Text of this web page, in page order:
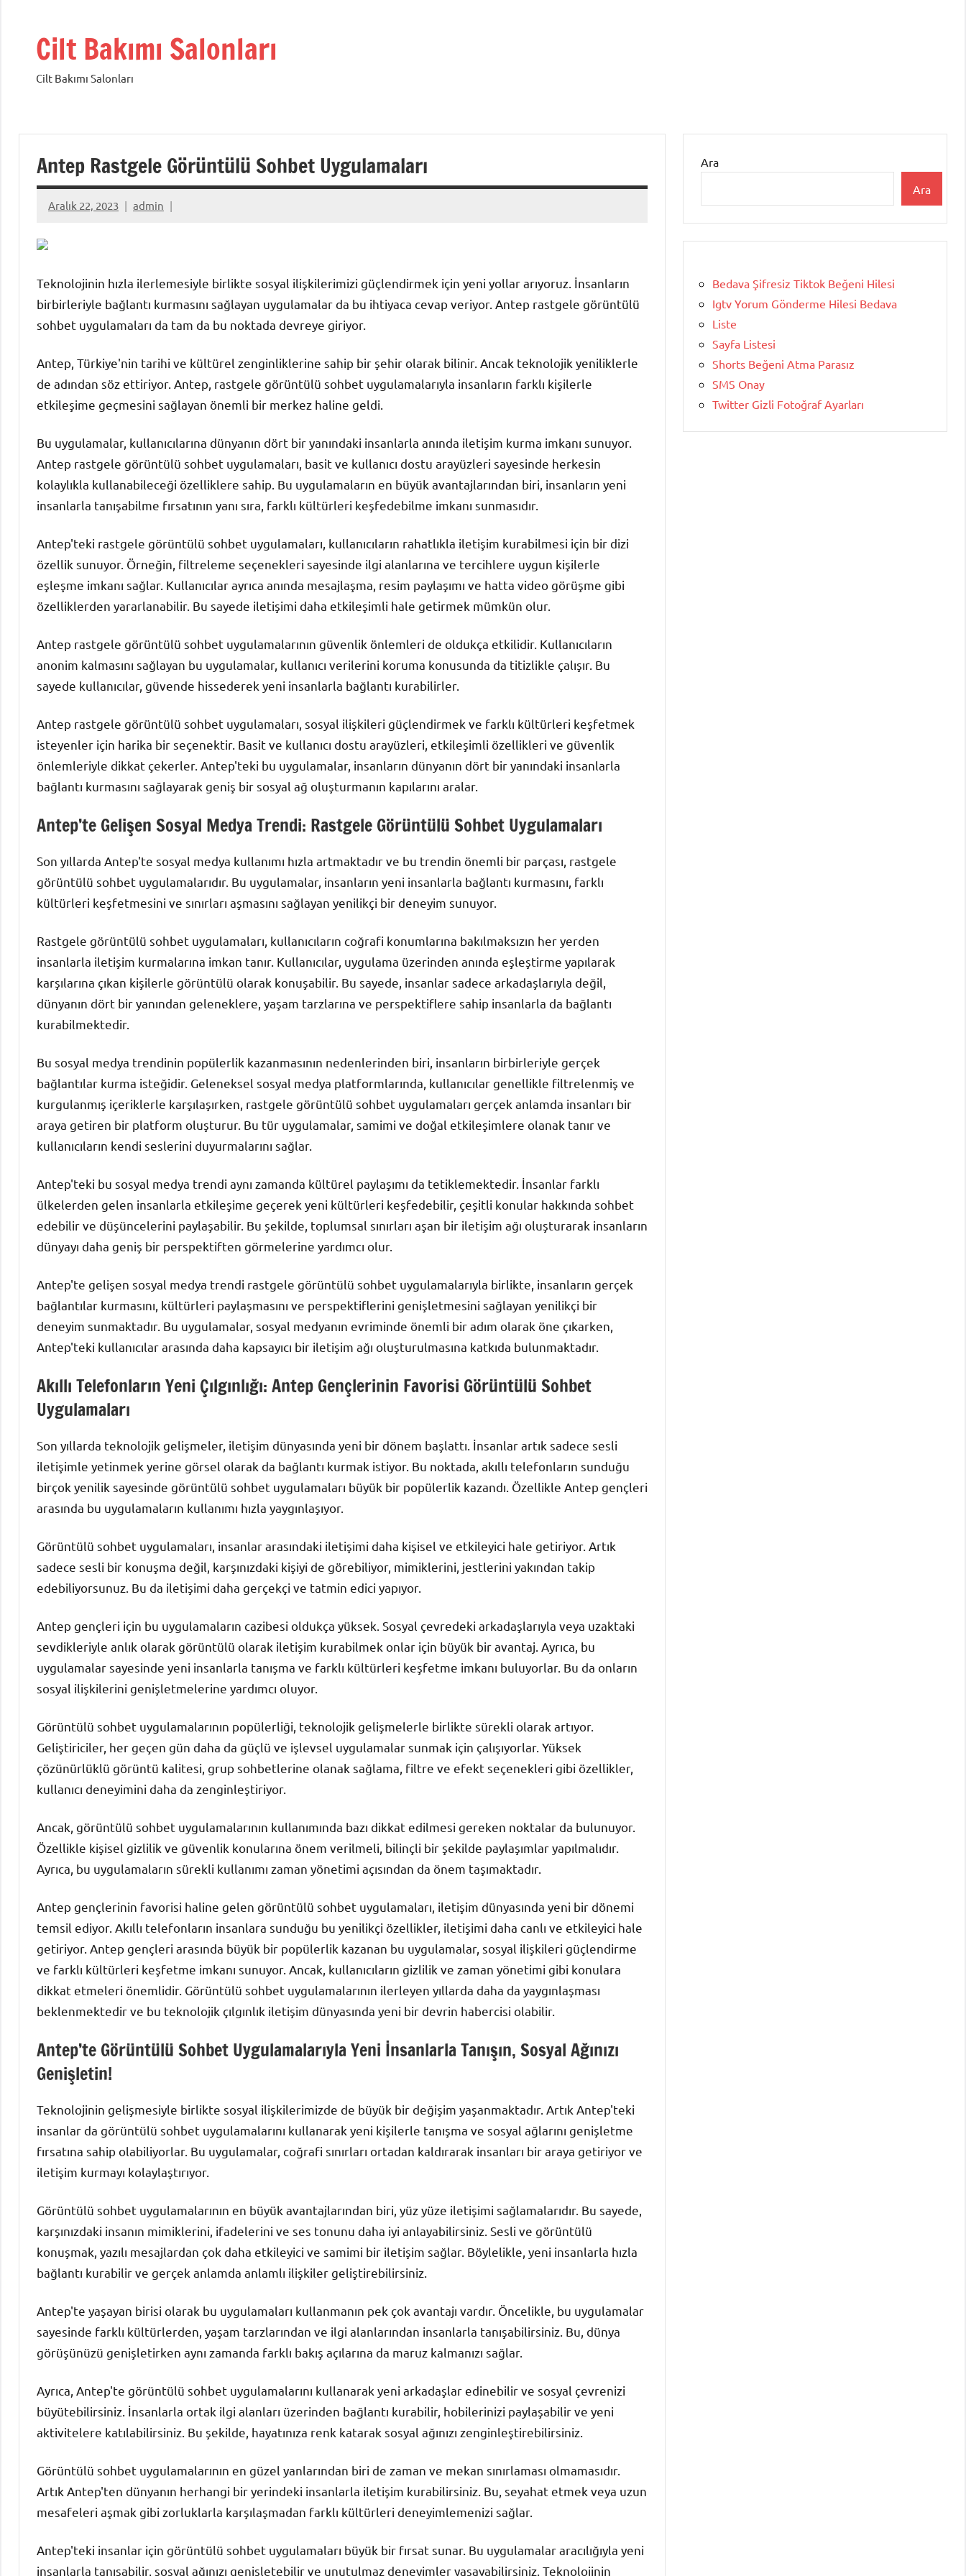
Cilt Bakımı Salonları
Cilt Bakımı Salonları
Antep Rastgele Görüntülü Sohbet Uygulamaları
Aralık 22, 2023 admin
Teknolojinin hızla ilerlemesiyle birlikte sosyal ilişkilerimizi güçlendirmek için yeni yollar arıyoruz. İnsanların
birbirleriyle bağlantı kurmasını sağlayan uygulamalar da bu ihtiyaca cevap veriyor. Antep rastgele görüntülü
sohbet uygulamaları da tam da bu noktada devreye giriyor.
Antep, Türkiye'nin tarihi ve kültürel zenginliklerine sahip bir şehir olarak bilinir. Ancak teknolojik yeniliklerle
de adından söz ettiriyor. Antep, rastgele görüntülü sohbet uygulamalarıyla insanların farklı kişilerle
etkileşime geçmesini sağlayan önemli bir merkez haline geldi.
Bu uygulamalar, kullanıcılarına dünyanın dört bir yanındaki insanlarla anında iletişim kurma imkanı sunuyor.
Antep rastgele görüntülü sohbet uygulamaları, basit ve kullanıcı dostu arayüzleri sayesinde herkesin
kolaylıkla kullanabileceği özelliklere sahip. Bu uygulamaların en büyük avantajlarından biri, insanların yeni
insanlarla tanışabilme fırsatının yanı sıra, farklı kültürleri keşfedebilme imkanı sunmasıdır.
Antep'teki rastgele görüntülü sohbet uygulamaları, kullanıcıların rahatlıkla iletişim kurabilmesi için bir dizi
özellik sunuyor. Örneğin, filtreleme seçenekleri sayesinde ilgi alanlarına ve tercihlere uygun kişilerle
eşleşme imkanı sağlar. Kullanıcılar ayrıca anında mesajlaşma, resim paylaşımı ve hatta video görüşme gibi
özelliklerden yararlanabilir. Bu sayede iletişimi daha etkileşimli hale getirmek mümkün olur.
Antep rastgele görüntülü sohbet uygulamalarının güvenlik önlemleri de oldukça etkilidir. Kullanıcıların
anonim kalmasını sağlayan bu uygulamalar, kullanıcı verilerini koruma konusunda da titizlikle çalışır. Bu
sayede kullanıcılar, güvende hissederek yeni insanlarla bağlantı kurabilirler.
Antep rastgele görüntülü sohbet uygulamaları, sosyal ilişkileri güçlendirmek ve farklı kültürleri keşfetmek
isteyenler için harika bir seçenektir. Basit ve kullanıcı dostu arayüzleri, etkileşimli özellikleri ve güvenlik
önlemleriyle dikkat çekerler. Antep'teki bu uygulamalar, insanların dünyanın dört bir yanındaki insanlarla
bağlantı kurmasını sağlayarak geniş bir sosyal ağ oluşturmanın kapılarını aralar.
Antep’te Gelişen Sosyal Medya Trendi: Rastgele Görüntülü Sohbet Uygulamaları
Son yıllarda Antep'te sosyal medya kullanımı hızla artmaktadır ve bu trendin önemli bir parçası, rastgele
görüntülü sohbet uygulamalarıdır. Bu uygulamalar, insanların yeni insanlarla bağlantı kurmasını, farklı
kültürleri keşfetmesini ve sınırları aşmasını sağlayan yenilikçi bir deneyim sunuyor.
Rastgele görüntülü sohbet uygulamaları, kullanıcıların coğrafi konumlarına bakılmaksızın her yerden
insanlarla iletişim kurmalarına imkan tanır. Kullanıcılar, uygulama üzerinden anında eşleştirme yapılarak
karşılarına çıkan kişilerle görüntülü olarak konuşabilir. Bu sayede, insanlar sadece arkadaşlarıyla değil,
dünyanın dört bir yanından geleneklere, yaşam tarzlarına ve perspektiflere sahip insanlarla da bağlantı
kurabilmektedir.
Bu sosyal medya trendinin popülerlik kazanmasının nedenlerinden biri, insanların birbirleriyle gerçek
bağlantılar kurma isteğidir. Geleneksel sosyal medya platformlarında, kullanıcılar genellikle filtrelenmiş ve
kurgulanmış içeriklerle karşılaşırken, rastgele görüntülü sohbet uygulamaları gerçek anlamda insanları bir
araya getiren bir platform oluşturur. Bu tür uygulamalar, samimi ve doğal etkileşimlere olanak tanır ve
kullanıcıların kendi seslerini duyurmalarını sağlar.
Antep'teki bu sosyal medya trendi aynı zamanda kültürel paylaşımı da tetiklemektedir. İnsanlar farklı
ülkelerden gelen insanlarla etkileşime geçerek yeni kültürleri keşfedebilir, çeşitli konular hakkında sohbet
edebilir ve düşüncelerini paylaşabilir. Bu şekilde, toplumsal sınırları aşan bir iletişim ağı oluşturarak insanların
dünyayı daha geniş bir perspektiften görmelerine yardımcı olur.
Antep'te gelişen sosyal medya trendi rastgele görüntülü sohbet uygulamalarıyla birlikte, insanların gerçek
bağlantılar kurmasını, kültürleri paylaşmasını ve perspektiflerini genişletmesini sağlayan yenilikçi bir
deneyim sunmaktadır. Bu uygulamalar, sosyal medyanın evriminde önemli bir adım olarak öne çıkarken,
Antep'teki kullanıcılar arasında daha kapsayıcı bir iletişim ağı oluşturulmasına katkıda bulunmaktadır.
Akıllı Telefonların Yeni Çılgınlığı: Antep Gençlerinin Favorisi Görüntülü Sohbet
Uygulamaları
Son yıllarda teknolojik gelişmeler, iletişim dünyasında yeni bir dönem başlattı. İnsanlar artık sadece sesli
iletişimle yetinmek yerine görsel olarak da bağlantı kurmak istiyor. Bu noktada, akıllı telefonların sunduğu
birçok yenilik sayesinde görüntülü sohbet uygulamaları büyük bir popülerlik kazandı. Özellikle Antep gençleri
arasında bu uygulamaların kullanımı hızla yaygınlaşıyor.
Görüntülü sohbet uygulamaları, insanlar arasındaki iletişimi daha kişisel ve etkileyici hale getiriyor. Artık
sadece sesli bir konuşma değil, karşınızdaki kişiyi de görebiliyor, mimiklerini, jestlerini yakından takip
edebiliyorsunuz. Bu da iletişimi daha gerçekçi ve tatmin edici yapıyor.
Antep gençleri için bu uygulamaların cazibesi oldukça yüksek. Sosyal çevredeki arkadaşlarıyla veya uzaktaki
sevdikleriyle anlık olarak görüntülü olarak iletişim kurabilmek onlar için büyük bir avantaj. Ayrıca, bu
uygulamalar sayesinde yeni insanlarla tanışma ve farklı kültürleri keşfetme imkanı buluyorlar. Bu da onların
sosyal ilişkilerini genişletmelerine yardımcı oluyor.
Görüntülü sohbet uygulamalarının popülerliği, teknolojik gelişmelerle birlikte sürekli olarak artıyor.
Geliştiriciler, her geçen gün daha da güçlü ve işlevsel uygulamalar sunmak için çalışıyorlar. Yüksek
çözünürlüklü görüntü kalitesi, grup sohbetlerine olanak sağlama, filtre ve efekt seçenekleri gibi özellikler,
kullanıcı deneyimini daha da zenginleştiriyor.
Ancak, görüntülü sohbet uygulamalarının kullanımında bazı dikkat edilmesi gereken noktalar da bulunuyor.
Özellikle kişisel gizlilik ve güvenlik konularına önem verilmeli, bilinçli bir şekilde paylaşımlar yapılmalıdır.
Ayrıca, bu uygulamaların sürekli kullanımı zaman yönetimi açısından da önem taşımaktadır.
Antep gençlerinin favorisi haline gelen görüntülü sohbet uygulamaları, iletişim dünyasında yeni bir dönemi
temsil ediyor. Akıllı telefonların insanlara sunduğu bu yenilikçi özellikler, iletişimi daha canlı ve etkileyici hale
getiriyor. Antep gençleri arasında büyük bir popülerlik kazanan bu uygulamalar, sosyal ilişkileri güçlendirme
ve farklı kültürleri keşfetme imkanı sunuyor. Ancak, kullanıcıların gizlilik ve zaman yönetimi gibi konulara
dikkat etmeleri önemlidir. Görüntülü sohbet uygulamalarının ilerleyen yıllarda daha da yaygınlaşması
beklenmektedir ve bu teknolojik çılgınlık iletişim dünyasında yeni bir devrin habercisi olabilir.
Antep’te Görüntülü Sohbet Uygulamalarıyla Yeni İnsanlarla Tanışın, Sosyal Ağınızı
Genişletin!
Teknolojinin gelişmesiyle birlikte sosyal ilişkilerimizde de büyük bir değişim yaşanmaktadır. Artık Antep'teki
insanlar da görüntülü sohbet uygulamalarını kullanarak yeni kişilerle tanışma ve sosyal ağlarını genişletme
fırsatına sahip olabiliyorlar. Bu uygulamalar, coğrafi sınırları ortadan kaldırarak insanları bir araya getiriyor ve
iletişim kurmayı kolaylaştırıyor.
Görüntülü sohbet uygulamalarının en büyük avantajlarından biri, yüz yüze iletişimi sağlamalarıdır. Bu sayede,
karşınızdaki insanın mimiklerini, ifadelerini ve ses tonunu daha iyi anlayabilirsiniz. Sesli ve görüntülü
konuşmak, yazılı mesajlardan çok daha etkileyici ve samimi bir iletişim sağlar. Böylelikle, yeni insanlarla hızla
bağlantı kurabilir ve gerçek anlamda anlamlı ilişkiler geliştirebilirsiniz.
Antep'te yaşayan birisi olarak bu uygulamaları kullanmanın pek çok avantajı vardır. Öncelikle, bu uygulamalar
sayesinde farklı kültürlerden, yaşam tarzlarından ve ilgi alanlarından insanlarla tanışabilirsiniz. Bu, dünya
görüşünüzü genişletirken aynı zamanda farklı bakış açılarına da maruz kalmanızı sağlar.
Ayrıca, Antep'te görüntülü sohbet uygulamalarını kullanarak yeni arkadaşlar edinebilir ve sosyal çevrenizi
büyütebilirsiniz. İnsanlarla ortak ilgi alanları üzerinden bağlantı kurabilir, hobilerinizi paylaşabilir ve yeni
aktivitelere katılabilirsiniz. Bu şekilde, hayatınıza renk katarak sosyal ağınızı zenginleştirebilirsiniz.
Görüntülü sohbet uygulamalarının en güzel yanlarından biri de zaman ve mekan sınırlaması olmamasıdır.
Artık Antep'ten dünyanın herhangi bir yerindeki insanlarla iletişim kurabilirsiniz. Bu, seyahat etmek veya uzun
mesafeleri aşmak gibi zorluklarla karşılaşmadan farklı kültürleri deneyimlemenizi sağlar.
Antep'teki insanlar için görüntülü sohbet uygulamaları büyük bir fırsat sunar. Bu uygulamalar aracılığıyla yeni
insanlarla tanışabilir, sosyal ağınızı genişletebilir ve unutulmaz deneyimler yaşayabilirsiniz. Teknolojinin
Ara
Ara
Bedava Şifresiz Tiktok Beğeni Hilesi
Igtv Yorum Gönderme Hilesi Bedava
Liste
Sayfa Listesi
Shorts Beğeni Atma Parasız
SMS Onay
Twitter Gizli Fotoğraf Ayarları